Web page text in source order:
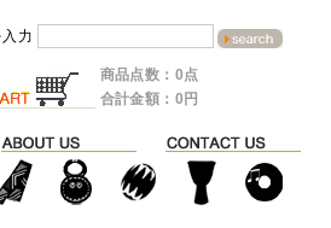
力
商品点数：0点
合計金額：0円